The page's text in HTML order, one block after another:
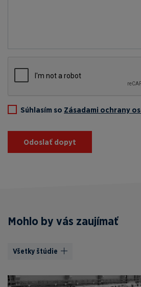
Súhlasím so Zásadami ochrany
Odoslať dopyt
Mohlo by vás zaujímať
Všetky štúdie